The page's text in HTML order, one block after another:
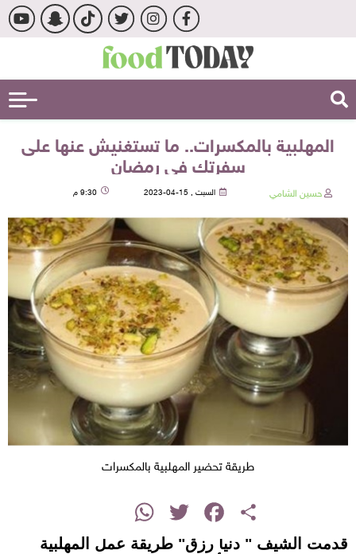
المهلبية بالمكسرات.. ما تستغنيش عنها على
سفرتك في رمضان
حسين الشامي السبت , 15-04-2023 9:30 م
طريقة تحضير المهلبية بالمكسرات
Share
Facebook
Twitter
WhatsApp
قدمت الشيف " دنيا رزق" طريقة عمل المهلبية